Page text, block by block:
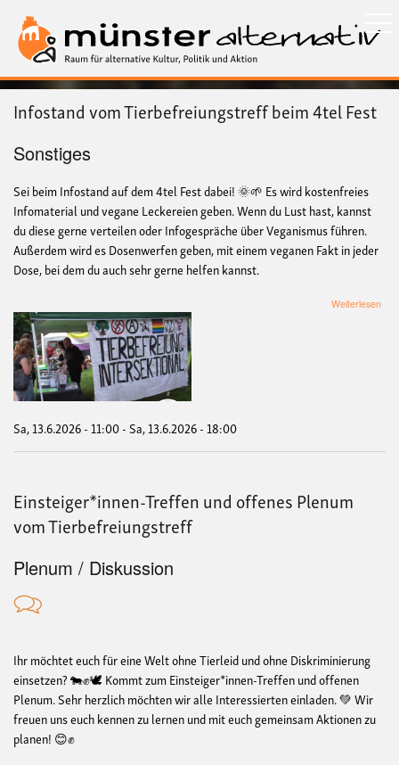
zum
Inhalt
Infostand vom Tierbefreiungstreff beim 4tel Fest
Sonstiges
Sei beim Infostand auf dem 4tel Fest dabei! 🌞🌱 Es wird kostenfreies
Infomaterial und vegane Leckereien geben. Wenn du Lust hast, kannst
du diese gerne verteilen oder Infogespräche über Veganismus führen.
Außerdem wird es Dosenwerfen geben, mit einem veganen Fakt in jeder
Dose, bei dem du auch sehr gerne helfen kannst.
Weiterlesen
Sa, 13.6.2026 - 11:00-Sa, 13.6.2026 - 18:00
Einsteiger*innen-Treffen und offenes Plenum
vom Tierbefreiungstreff
Plenum / Diskussion
Ihr möchtet euch für eine Welt ohne Tierleid und ohne Diskriminierung
einsetzen? 🐄✊🕊️ Kommtzum Einsteiger*innen-Treffen undoffenen
Plenum. Sehr herzlich möchten wir alle Interessierten einladen. 💚 Wir
freuen uns euch kennen zu lernen und mit euch gemeinsam Aktionen zu
planen! 😊✊